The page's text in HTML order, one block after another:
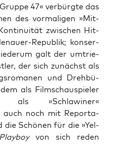
47« ver­bürg­te das
des vor­ma­li­gen »Mit­
zwi­schen Hit­
Repu­blik; kon­ser­
galt der umtrie­
der sich zunächst als
und Dreh­bü­
als Film­schau­spie­ler
als »Schla­wi­ner«
auch noch mit Repor­ta­
die Schö­nen für die »Yel­
Play­boyvon sich reden